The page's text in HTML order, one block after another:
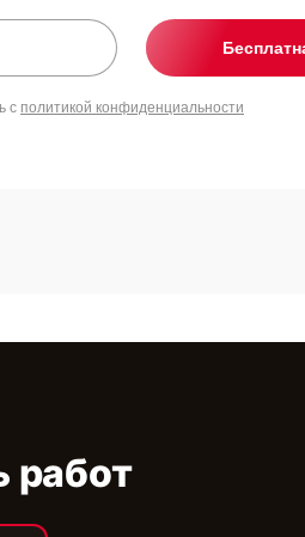
с политикой конфиденциальности
работ